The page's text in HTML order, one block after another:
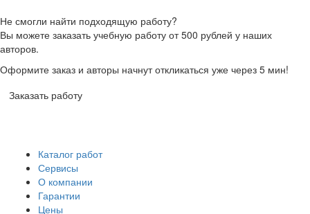
Не смогли найти подходящую работу?
Вы можете заказать учебную работу от 500 рублей у наших
авторов.
Оформите заказ и авторы начнут откликаться уже через 5 мин!
Заказать работу
Каталог работ
Сервисы
О компании
Гарантии
Цены